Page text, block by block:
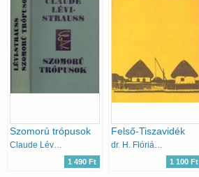
Szomorú trópusok
Claude Lévi-Strauss
1 490 Ft
Felső-Tiszavidék
dr. H. Flórián Mária
1 100 Ft